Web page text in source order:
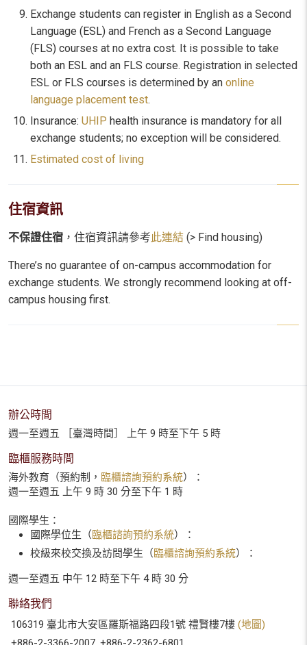
Exchange students can register in English as a Second
Language (ESL) and French as a Second Language
(FLS) courses at no extra cost. It is possible to take
both an ESL and an FLS course. Registration in selected
ESL or FLS courses is determined by an online
language placement test.
Insurance: UHIP health insurance is mandatory for all
exchange students; no exception will be considered.
Estimated cost of living
住宿資訊
不保證住宿 ，住宿資訊請參考此連結 (> Find housing)
There’s no guarantee of on-campus accommodation for
exchange students. We strongly recommend looking at off-
campus housing first.
辦公時間
週一至週五 ［臺灣時間］ 上午 9 時至下午 5 時
臨櫃服務時間
海外教育（預約制， 臨櫃諮詢預約系統）：
週一至週五 上午 9 時 30 分至下午 1 時
國際學生：
國際學位生（臨櫃諮詢預約系統）：
校級來校交換及訪問學生（臨櫃諮詢預約系統）：
週一至週五 中午 12 時至下午 4 時 30 分
聯絡我們
106319 臺北市大安區羅斯福路四段1號 禮賢樓7樓 (地圖)